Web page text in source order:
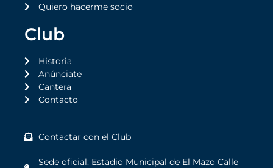
Quiero hacerme socio
Club
Historia
Anúnciate
Cantera
Contacto
Contactar con el Club
Sede oficial: Estadio Municipal de El Mazo Calle